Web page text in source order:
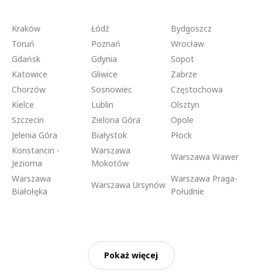
Kraków Łódź
Bydgoszcz
Toruń
Poznań
Wrocław
Gdańsk
Gdynia
Sopot
Katowice
Gliwice
Zabrze
Chorzów
Sosnowiec
Częstochowa
Kielce
Lublin
Olsztyn
Szczecin
Zielona Góra
Opole
Jelenia Góra
Białystok
Płock
Konstancin -
Jeziorna
Warszawa
Mokotów
Warszawa Wawer
Warszawa
Białołęka
Warszawa Ursynów
Warszawa Praga-
Południe
Pokaż więcej